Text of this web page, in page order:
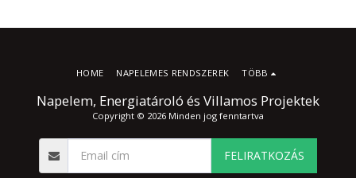
Napelem, Energiatároló és Villamos Projektek
Copyright © 2026 Minden jog fenntartva
HOME NAPELEMES RENDSZEREK TÖBB
FELIRATKOZÁS